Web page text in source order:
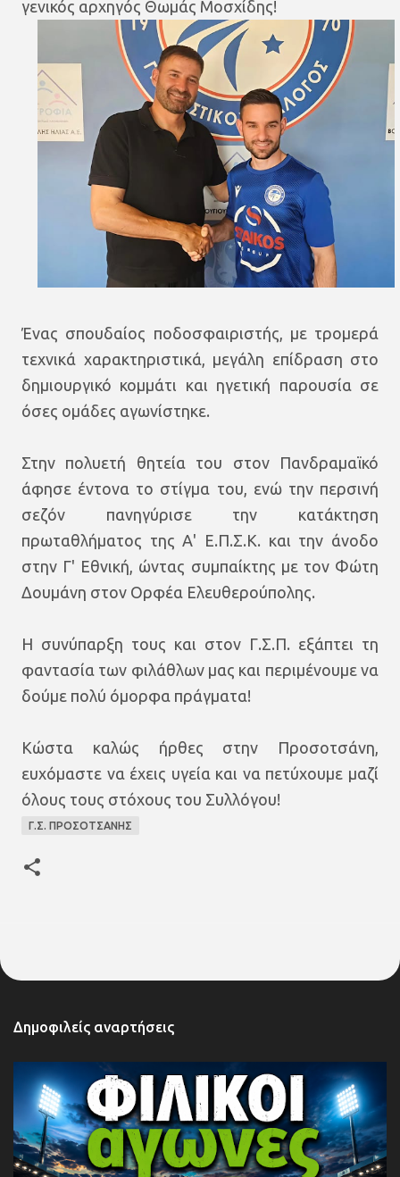
γενικός αρχηγός Θωμάς Μοσχίδης!
Ένας σπουδαίος ποδοσφαιριστής, με τρομερά
τεχνικά χαρακτηριστικά, μεγάλη επίδραση στο
δημιουργικό κομμάτι και ηγετική παρουσία σε
όσες ομάδες αγωνίστηκε.
Στην πολυετή θητεία του στον Πανδραμαϊκό
άφησε έντονα το στίγμα του, ενώ την περσινή
σεζόν πανηγύρισε την κατάκτηση
πρωταθλήματος της Α' Ε.Π.Σ.Κ. και την άνοδο
στην Γ' Εθνική, ώντας συμπαίκτης με τον Φώτη
Δουμάνη στον Ορφέα Ελευθερούπολης.
Η συνύπαρξη τους και στον Γ.Σ.Π. εξάπτει τη
φαντασία των φιλάθλων μας και περιμένουμε να
δούμε πολύ όμορφα πράγματα!
Κώστα καλώς ήρθες στην Προσοτσάνη,
ευχόμαστε να έχεις υγεία και να πετύχουμε μαζί
όλους τους στόχους του Συλλόγου!
Γ.Σ. ΠΡΟΣΟΤΣΑΝΗΣ
Δημοφιλείς αναρτήσεις